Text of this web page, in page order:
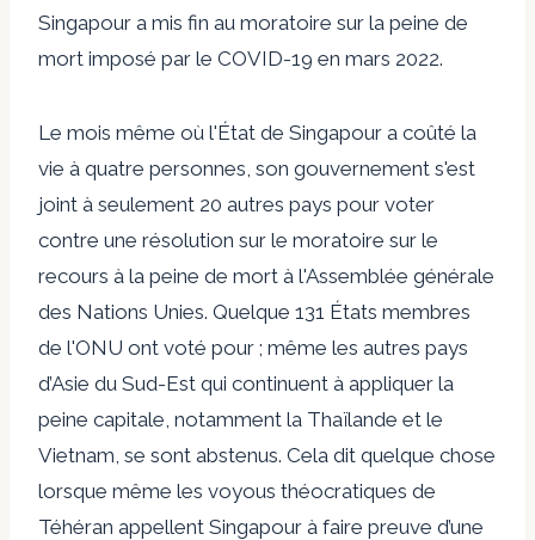
Singapour a mis fin au moratoire sur la peine de
mort imposé par le COVID-19 en mars 2022.
Le mois même où l'État de Singapour a coûté la
vie à quatre personnes, son gouvernement s'est
joint à seulement 20 autres pays pour voter
contre une résolution sur le moratoire sur le
recours à la peine de mort à l'Assemblée générale
des Nations Unies. Quelque 131 États membres
de l'ONU ont voté pour ; même les autres pays
d’Asie du Sud-Est qui continuent à appliquer la
peine capitale, notamment la Thaïlande et le
Vietnam, se sont abstenus. Cela dit quelque chose
lorsque même les voyous théocratiques de
Téhéran appellent Singapour à faire preuve d’une